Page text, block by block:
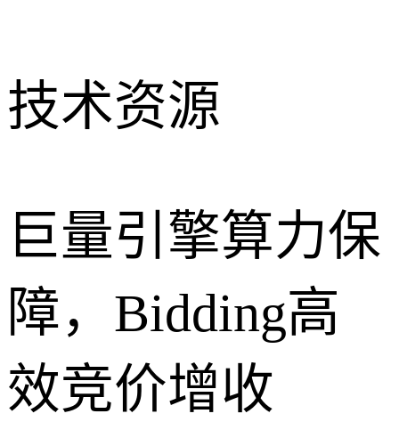
技术资源
巨量引擎算力保
障，Bidding高
效竞价增收